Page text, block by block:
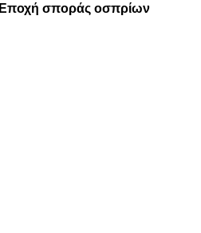
Εποχή σποράς οσπρίων